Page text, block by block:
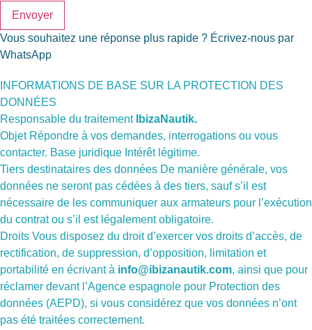
Envoyer
Vous souhaitez une réponse plus rapide ? Écrivez-nous par
WhatsApp
INFORMATIONS DE BASE SUR LA PROTECTION DES
DONNÉES
Responsable du traitement IbizaNautik.
Objet Répondre à vos demandes, interrogations ou vous
contacter. Base juridique Intérêt légitime.
Tiers destinataires des données De manière générale, vos
données ne seront pas cédées à des tiers, sauf s’il est
nécessaire de les communiquer aux armateurs pour l’exécution
du contrat ou s’il est légalement obligatoire.
Droits Vous disposez du droit d’exercer vos droits d’accès, de
rectification, de suppression, d’opposition, limitation et
portabilité en écrivant à info@ibizanautik.com, ainsi que pour
réclamer devant l’Agence espagnole pour Protection des
données (AEPD), si vous considérez que vos données n’ont
pas été traitées correctement.